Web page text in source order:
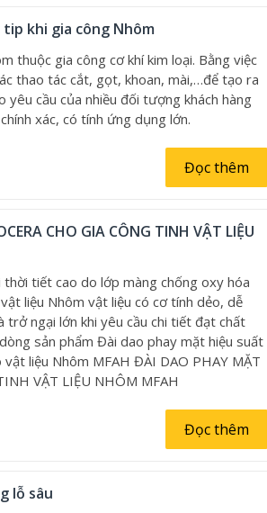
khi gia công Nhôm
thuộc gia công cơ khí kim loại. Bằng việc
thao tác cắt, gọt, khoan, mài,…để tạo ra
yêu cầu của nhiều đối tượng khách hàng
xác, có tính ứng dụng lớn.
Đọc thêm
CHO GIA CÔNG TINH VẬT LIỆU
tiết cao do lớp màng chống oxy hóa
liệu Nhôm vật liệu có cơ tính dẻo, dễ
trở ngại lớn khi yêu cầu chi tiết đạt chất
sản phẩm Đài dao phay mặt hiệu suất
liệu Nhôm MFAH ĐÀI DAO PHAY MẶT
VẬT LIỆU NHÔM MFAH
Đọc thêm
lỗ sâu